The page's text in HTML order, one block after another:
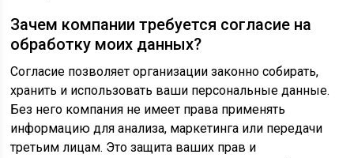
Зачем компании требуется согласие на
обработку моих данных?
Согласие позволяет организации законно собирать,
хранить и использовать ваши персональные данные.
Без него компания не имеет права применять
информацию для анализа, маркетинга или передачи
третьим лицам. Это защита ваших прав и